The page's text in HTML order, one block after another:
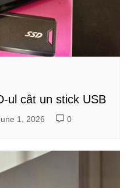
ul cât un stick USB
1, 2026 0